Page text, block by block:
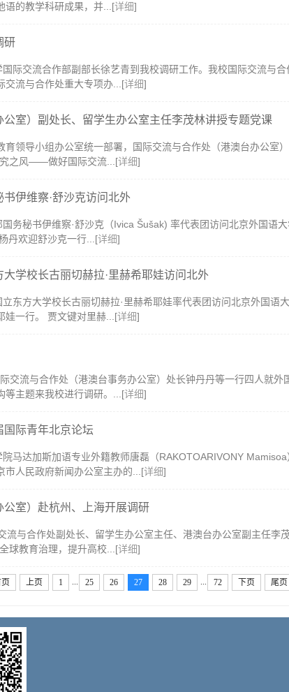
语的教学科研成果，并...[详细]
研
际交流合作部副部长徐艺青到我校调研工作。我校国际交流与
交流与合作处重大专项办...[详细]
公室）副处长、留学生办公室主任李茂林讲授专题党课
育领导小组办公室统一部署，国际交流与合作处（港澳台办公室
究之风——做好国际交流...[详细]
伊维察·舒沙克访问北外
务秘书伊维察·舒沙克（Ivica Šušak) 率代表团访问北京外国语
丹欢迎舒沙克一行...[详细]
学校长古丽切赫拉·里赫希耶娃访问北外
东方大学校长古丽切赫拉·里赫希耶娃率代表团访问北京外国语
娃一行。 贾文键对里赫...[详细]
交流与合作处（港澳台事务办公室）处长钟丹丹等一行四人就外
等主题来我校进行调研。...[详细]
际青年北京论坛
马达加斯加语专业外籍教师唐磊（RAKOTOARIVONY
市人民政府新闻办公室主办的...[详细]
室）赴杭州、上海开展调研
流与合作处副处长、留学生办公室主任、港澳台办公室副主任李
球教育治理，提升高校...[详细]
上页 1 25 26 27 28 29 72 下页 尾页